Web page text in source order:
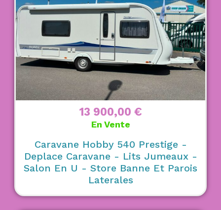
13 900,00 €
En Vente
Caravane Hobby 540 Prestige -
Deplace Caravane - Lits Jumeaux -
Salon En U - Store Banne Et Parois
Laterales